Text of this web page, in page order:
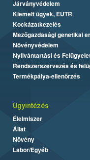
Járványvédelem
Kiemelt ügyek, EUTR
Kockázatkezelés
Mezőgazdasági genetikai
Növényvédelem
Nyilvántartási és
Rendszerszervezés és
Termékpálya-ellenőrzés
Ügyintézés
Élelmiszer
Állat
Növény
Labor/Egyéb